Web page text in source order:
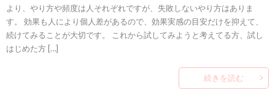
より、やり方や頻度は人それぞれですが、失敗しないやり方はありま
す。 効果も人により個人差があるので、効果実感の目安だけを抑えて、
続けてみることが大切です。 これから試してみようと考えてる方、試し
はじめた方 […]
続きを読む